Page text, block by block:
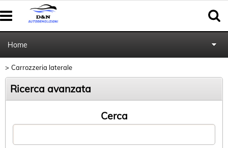
Home
Autoricambi
Carrozzeria laterale
Ricerca avanzata
Cerca